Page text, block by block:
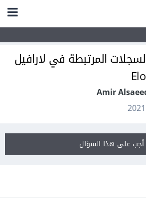
المرتبطة في لارافيل
أجب على هذا السؤال